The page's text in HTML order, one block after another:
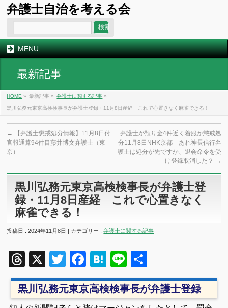
弁護士自治を考える会
MENU
最新記事
HOME » 最新記事 » 弁護士に関する記事 »
黒川弘務元東京高検検事長が弁護士登録・11月8日産経 これで心置きなく麻雀できる！
←
【弁護士懲戒処分情報】11月8日付
官報通算94件目藤井博文弁護士（東
京）
弁護士が預り金4件近く着服か懲戒処
分11月8日NHK京都 あれ神長信行弁
護士は処分が先ですか、退会命令を受
け登録取消した？ →
黒川弘務元東京高検検事長が弁護士登
録・11月8日産経 これで心置きなく
麻雀できる！
投稿日 : 2024年11月8日 | カテゴリー :弁護士に関する記事
Threads
X TwitterFacebook
Hatena
Line
有
黒川弘務元東京高検検事長が弁護士登録